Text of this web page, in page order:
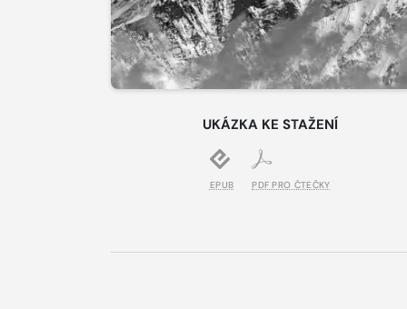
UKÁZKA KE STAŽENÍ
EPUB PDF PRO ČTEČKY